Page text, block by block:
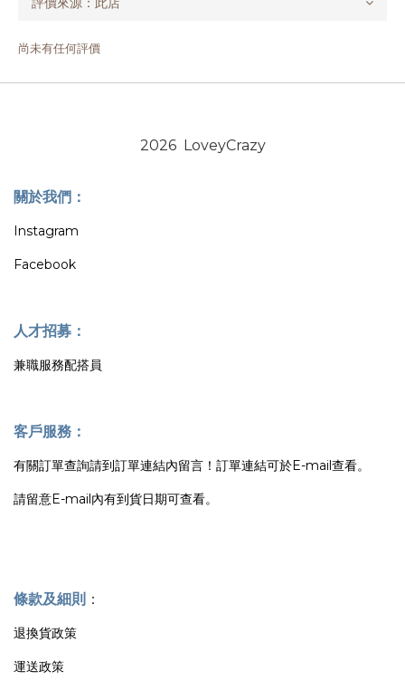
尚未有任何評價
2026 LoveyCrazy
關於我們：
Instagram
Facebook
人才招募：
兼職服務配搭員
客戶服務：
有關訂單查詢請到訂單連結內留言！訂單連結可於E-mail查看。
請留意E-mail內有到貨日期可查看。
條款及細則 ：
退換貨政策
運送政策